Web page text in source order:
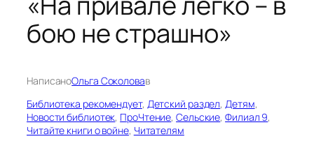
бою не страшно»
НаписаноОльга Соколовав
Библиотека рекомендует, Детский раздел, Детям
Новости библиотек, ПроЧтение, Сельские, Филиал 9
Читайте книги о войне, Читателям